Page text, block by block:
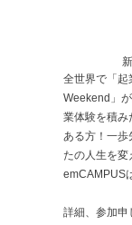
全世界で「起
Weekend」
業体験を積み
ある方！一歩
たの人生を変
emCAMPUS
詳細、参加申